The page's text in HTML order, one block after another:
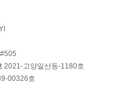
2021-고양일산동-1180호
00326호